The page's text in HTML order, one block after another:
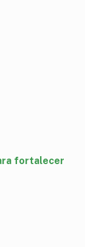
fortalecer